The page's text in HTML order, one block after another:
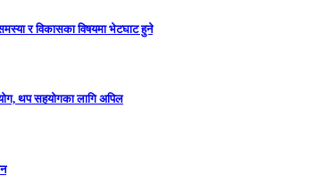
र विकासका विषयमा भेटघाट हुने
थप सहयोगका लागि अपिल